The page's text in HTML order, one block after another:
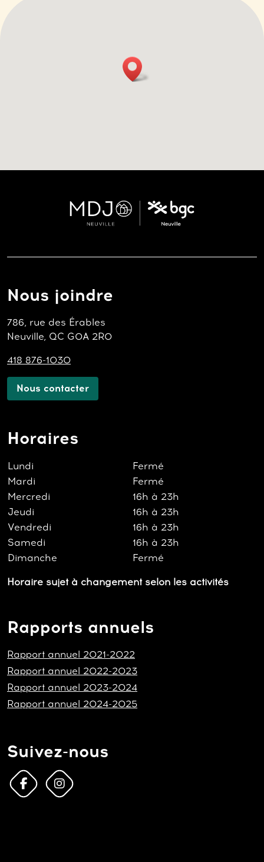
Nous joindre
786, rue des Érables
Neuville, QC G0A 2R0
418 876-1030
Nous contacter
Horaires
Lundi
Fermé
Mardi
Fermé
Mercredi
16h à 23h
Jeudi
16h à 23h
Vendredi
16h à 23h
Samedi
16h à 23h
Dimanche
Fermé
Horaire sujet à changement selon les activités
Rapports annuels
Rapport annuel 2021-2022
Rapport annuel 2022-2023
Rapport annuel 2023-2024
Rapport annuel 2024-2025
Suivez-nous